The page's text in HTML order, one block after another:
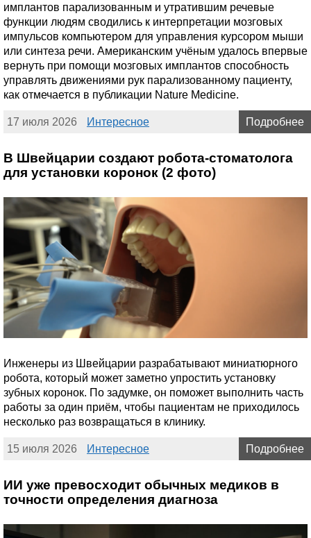
имплантов парализованным и утратившим речевые
функции людям сводились к интерпретации мозговых
импульсов компьютером для управления курсором мыши
или синтеза речи. Американским учёным удалось впервые
вернуть при помощи мозговых имплантов способность
управлять движениями рук парализованному пациенту,
как отмечается в публикации Nature Medicine.
17 июля 2026 Интересное Подробнее
В Швейцарии создают робота-стоматолога
для установки коронок (2 фото)
Инженеры из Швейцарии разрабатывают миниатюрного
робота, который может заметно упростить установку
зубных коронок. По задумке, он поможет выполнить часть
работы за один приём, чтобы пациентам не приходилось
несколько раз возвращаться в клинику.
15 июля 2026 Интересное Подробнее
ИИ уже превосходит обычных медиков в
точности определения диагноза